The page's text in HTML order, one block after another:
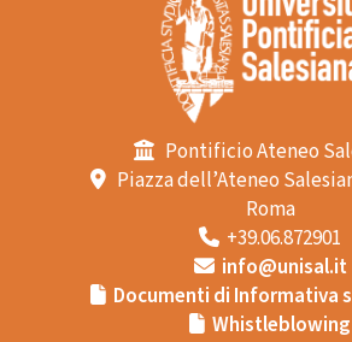
Pontificio Ateneo
Piazza dell’Ateneo
Roma
+39.06.872901
info@unisal.it
Documenti di Informativa
Whistleblowing